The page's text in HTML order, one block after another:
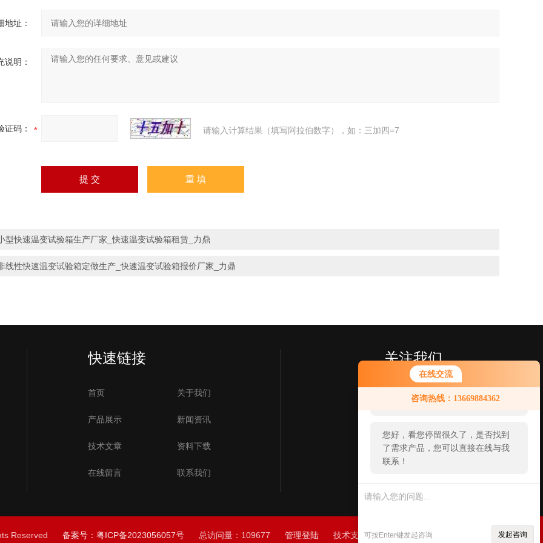
在线交流
咨询热线：13669884362
您好！欢迎前来咨询，很高兴为您
服务，请问您要咨询什么问题呢？
您好，看您停留很久了，是否找到
了需求产品，您可以直接在线与我
联系！
可按Enter键发起咨询 发起咨询
地址：
说明：
证码： 请输入计算结果（填写阿拉伯数字），如：三加四=7
型快速温变试验箱生产厂家_快速温变试验箱租赁_力鼎
线性快速温变试验箱定做生产_快速温变试验箱报价厂家_力鼎
快速链接
首页 关于我们
产品展示 新闻资讯
技术文章 资料下载
在线留言 联系我们
关注我们
添加我们客服的微信
Reserved 备案号：粤ICP备2023056057号总访问量：109677 管理登陆技术支持：环保在线 sitemap.xml